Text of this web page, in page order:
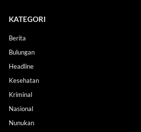
KATEGORI
Berita
Bulungan
Headline
Kesehatan
Kriminal
Nasional
Nunukan